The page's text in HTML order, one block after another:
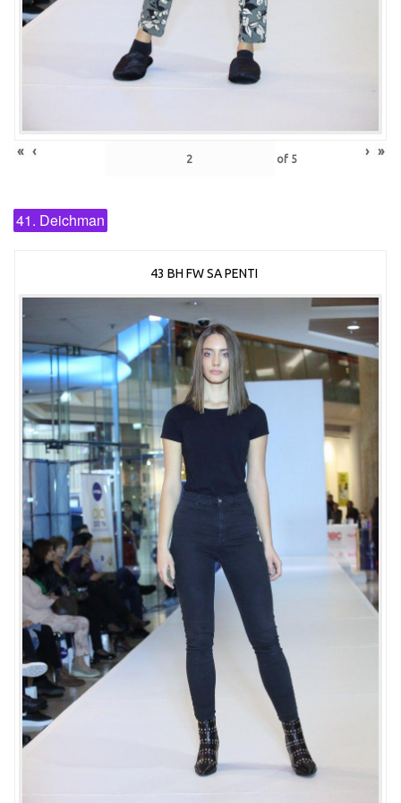
« ‹ of 5 › »
41. Deichman
43 BH FW SA PENTI